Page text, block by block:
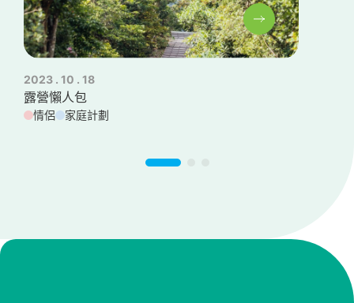
2023 . 10 . 18
露營懶人包
情侶 家庭計劃